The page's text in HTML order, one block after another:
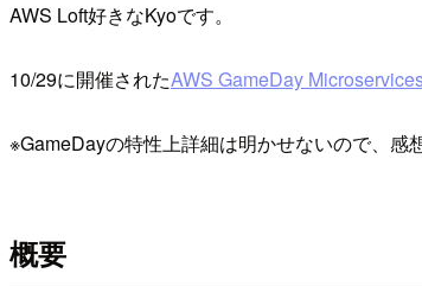
AWS Loft好きなKyoです。
10/29に開催されたAWS GameDay
※GameDayの特性上詳細は明かせないので、感
概要